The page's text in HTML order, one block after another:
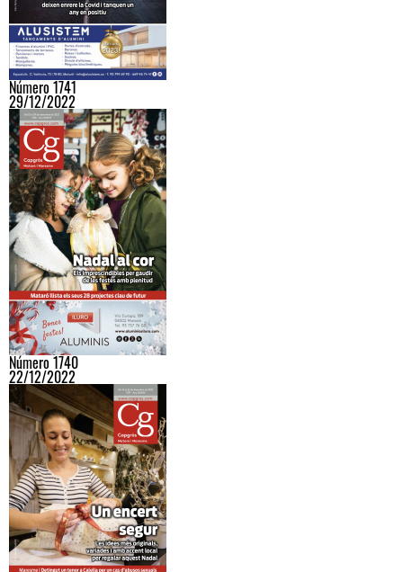
Número 1741
29/12/2022
Número 1740
22/12/2022